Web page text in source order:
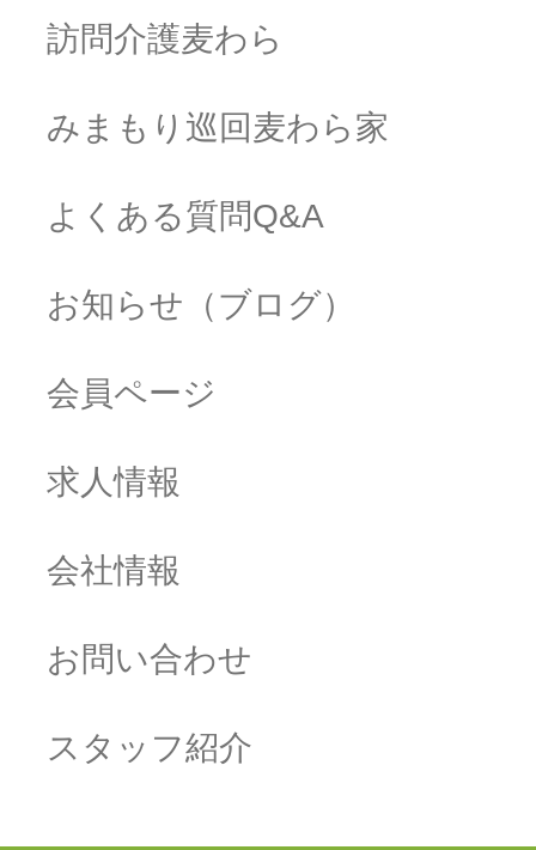
訪問介護麦わら
みまもり巡回麦わら家
よくある質問Q&A
お知らせ（ブログ）
会員ページ
求人情報
会社情報
お問い合わせ
スタッフ紹介